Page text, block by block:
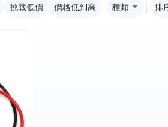
挑戰低價 價格低到高 種類 排